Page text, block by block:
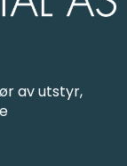
av utstyr,